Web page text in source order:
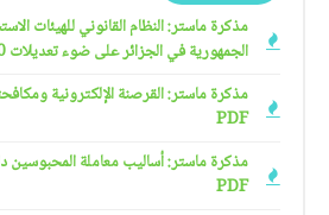
مذكرة ماستر: النظام القانوني للهيئات
الجمهورية في الجزائر على ضوء تعديلات 2020 PDF
مذكرة ماستر: القرصنة الإلكترونية
PDF
مذكرة ماستر: أساليب معاملة المحبوسين
PDF